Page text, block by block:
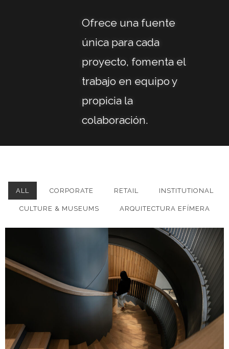
Ofrece una fuente
única para cada
proyecto, fomenta el
trabajo en equipo y
propicia la
colaboración.
ALL CORPORATE RETAIL INSTITUTIONAL
CULTURE & MUSEUMS ARQUITECTURA EFÍMERA